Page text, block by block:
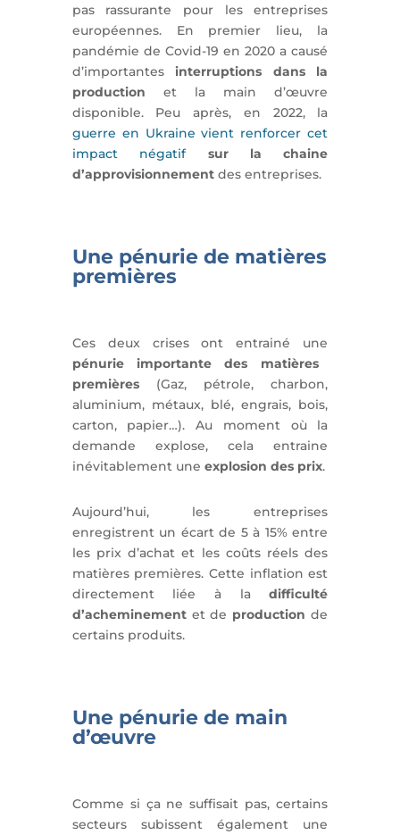
pas rassurante pour les entreprises
européennes. En premier lieu, la
pandémie de Covid-19 en 2020 a causé
d’importantesinterruptions dans la
production et la main d’œuvre
disponible. Peu après, en 2022, la
guerre en Ukraine vient renforcer cet
impact négatifsur la chaine
d’approvisionnementdes entreprises.
Une pénurie de matières
premières
Ces deux crises ont entrainé une
pénurie importante des matières
premières(Gaz, pétrole, charbon,
aluminium, métaux, blé, engrais, bois,
carton, papier…). Au moment où la
demande explose, cela entraine
inévitablement une explosion des prix.
Aujourd’hui, les entreprises
enregistrent un écart de 5 à 15% entre
les prix d’achat et les coûts réels des
matières premières. Cette inflation est
directement liée à ladifficulté
d’acheminementet de production de
certains produits.
Une pénurie de main
d’œuvre
Comme si ça ne suffisait pas, certains
secteurs subissent également une